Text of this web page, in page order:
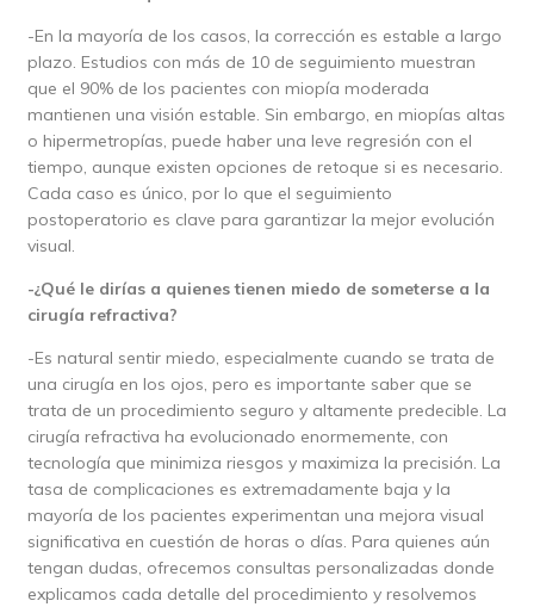
-En la mayoría de los casos, la corrección es estable a largo
plazo. Estudios con más de 10 de seguimiento muestran
que el 90% de los pacientes con miopía moderada
mantienen una visión estable. Sin embargo, en miopías altas
o hipermetropías, puede haber una leve regresión con el
tiempo, aunque existen opciones de retoque si es necesario.
Cada caso es único, por lo que el seguimiento
postoperatorio es clave para garantizar la mejor evolución
visual.
-¿Qué le dirías a quienes tienen miedo de someterse a la
cirugía refractiva?
-Es natural sentir miedo, especialmente cuando se trata de
una cirugía en los ojos, pero es importante saber que se
trata de un procedimiento seguro y altamente predecible. La
cirugía refractiva ha evolucionado enormemente, con
tecnología que minimiza riesgos y maximiza la precisión. La
tasa de complicaciones es extremadamente baja y la
mayoría de los pacientes experimentan una mejora visual
significativa en cuestión de horas o días. Para quienes aún
tengan dudas, ofrecemos consultas personalizadas donde
explicamos cada detalle del procedimiento y resolvemos